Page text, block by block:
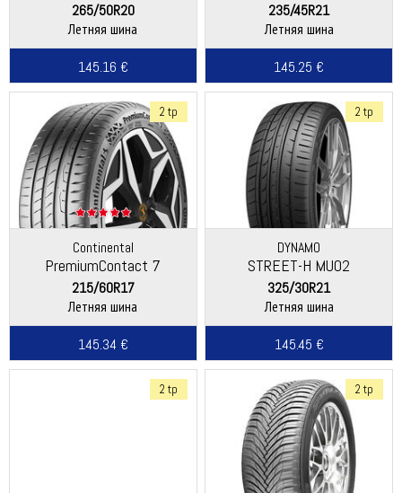
265/50R20
Летняя шина
145.16 €
235/45R21
Летняя шина
145.25 €
2 tp
Continental
PremiumContact 7
215/60R17
Летняя шина
145.34 €
2 tp
DYNAMO
STREET-H MU02
325/30R21
Летняя шина
145.45 €
2 tp 2 tp